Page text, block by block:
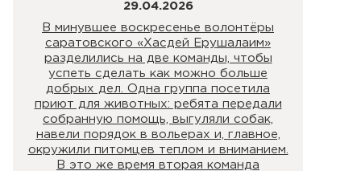
29.04.2026
В минувшее воскресенье волонтёры
саратовского «Хасдей Ерушалаим»
разделились на две команды, чтобы
успеть сделать как можно больше
добрых дел. Одна группа посетила
приют для животных: ребята передали
собранную помощь, выгуляли собак,
навели порядок в вольерах и, главное,
окружили питомцев теплом и вниманием.
В это же время вторая команда